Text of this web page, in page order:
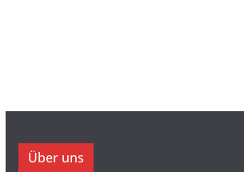
Über uns